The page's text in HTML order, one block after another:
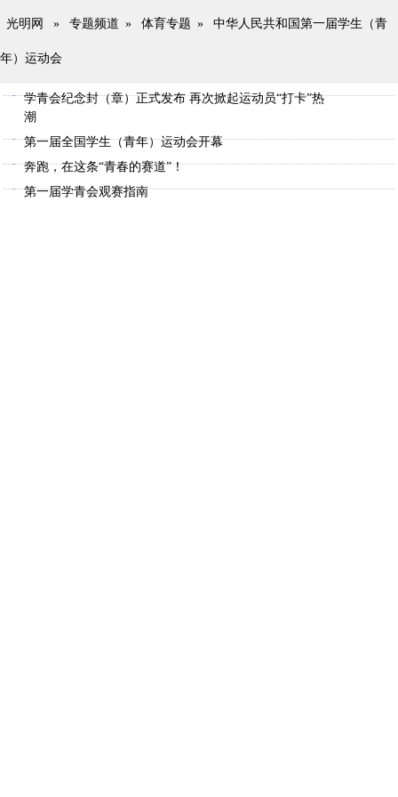
光明网 » 专题频道 » 体育专题 » 中华人民共和国第一届学生（青
年）运动会
学青会纪念封（章）正式发布 再次掀起运动员“打卡”热
潮
第一届全国学生（青年）运动会开幕
奔跑，在这条“青春的赛道”！
第一届学青会观赛指南